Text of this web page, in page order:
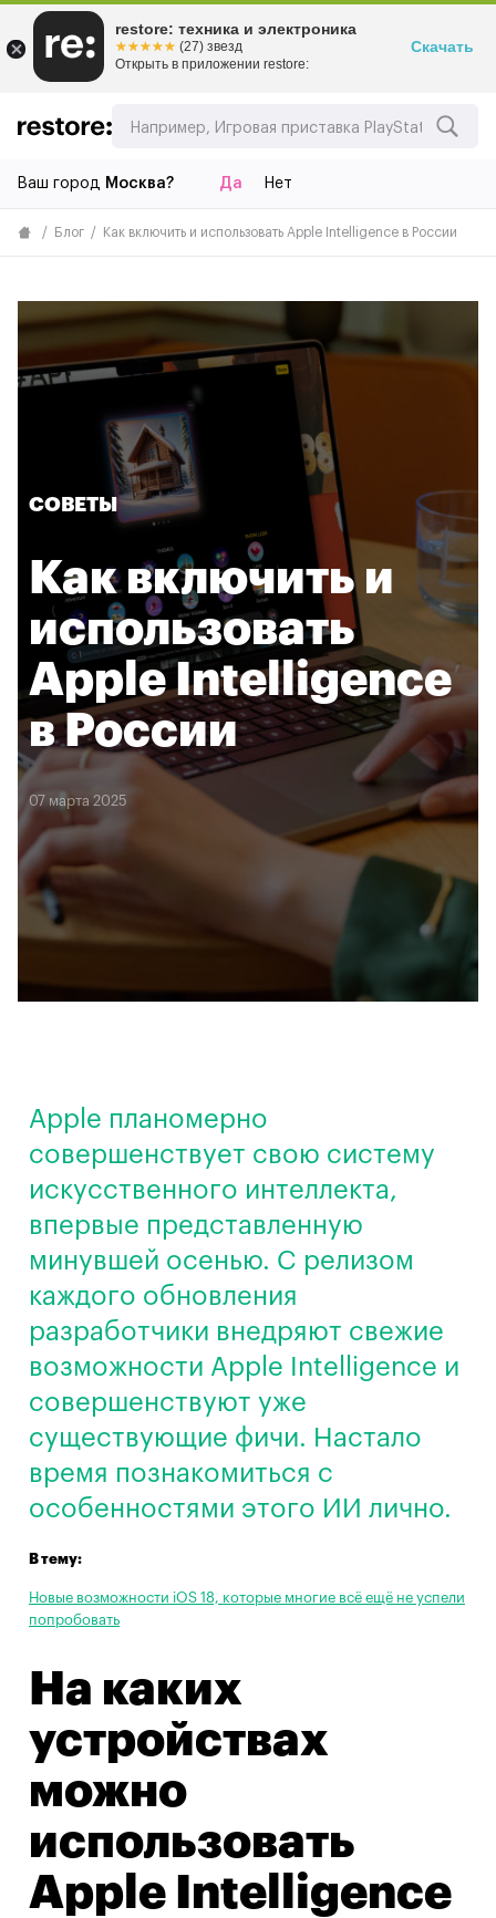
Ваш город Москва? Да Нет
Блог Как включить и использовать Apple Intelligence в России
СОВЕТЫ
Как включить и
использовать
Apple Intelligence
в России
07 марта 2025
Apple планомерно
совершенствует свою систему
искусственного интеллекта,
впервые представленную
минувшей осенью. С релизом
каждого обновления
разработчики внедряют свежие
возможности Apple Intelligence и
совершенствуют уже
существующие фичи. Настало
время познакомиться с
особенностями этого ИИ лично.
В тему:
Новые возможности iOS 18, которые многие всё ещё не успели
попробовать
На каких
устройствах
можно
использовать
Apple Intelligence
restore: техника и электроника
☆☆☆☆☆
★★★★★ (27) звезд
Открыть в приложении restore:
Скачать